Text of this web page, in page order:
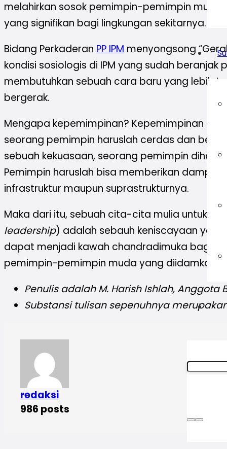
melahirkan sosok pemimpin-pemimpin
yang signifikan bagi lingkungan sekitarnya.
Bidang Perkaderan PP IPM menyongsong
kondisi sosiologis di IPM yang sudah
membutuhkan sebuah cara baru yang lebih
bergerak.
Mengapa kepemimpinan? Kepemimpinan
seorang pemimpin haruslah cerdas dan
sebuah kekuasaan, seorang pemimpin
Pemimpin haruslah bisa memberikan dampak (
infrastruktur maupun suprastrukturnya.
Maka dari itu, sebuah cita-cita mulia untuk
leadership) adalah sebauh keniscayaan yang
dapat menjadi kawah chandradimuka bagi
pemimpin-pemimpin muda yang diidamkan
Penulis adalah M. Harish Ishlah, Anggota
Substansi tulisan sepenuhnya
redaksi
986 posts